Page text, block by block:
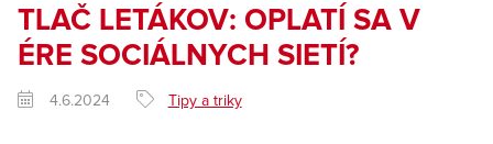
TLAČ LETÁKOV: OPLATÍ SA V
ÉRE SOCIÁLNYCH SIETÍ?
4.6.2024 Tipy a triky